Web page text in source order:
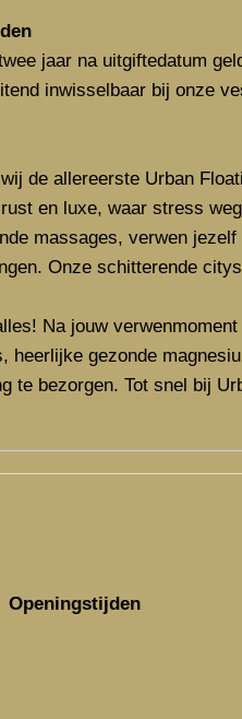
jaar na uitgiftedatum
inwisselbaar bij onze
de allereerste Urban
en luxe, waar stress
massages, verwen
Onze schitterende
Na jouw
heerlijke gezonde
te bezorgen. Tot snel bij
Openingstijden